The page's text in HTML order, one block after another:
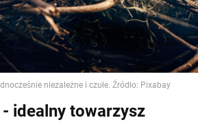
idealny towarzysz